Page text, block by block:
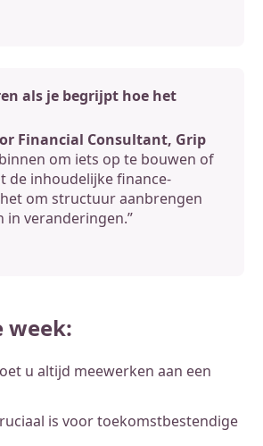
als je begrijpt hoe het
Financial Consultant, Grip
om iets op te bouwen of
de inhoudelijke finance-
om structuur aanbrengen
in veranderingen.”
week:
u altijd meewerken aan een
is voor toekomstbestendige